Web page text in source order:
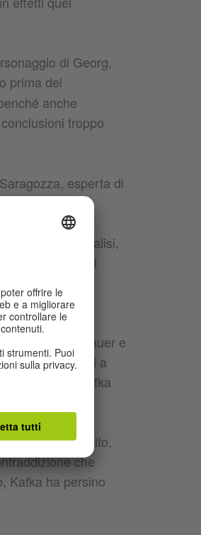
di Georg,
prima del
anche
troppo
esperta di
sua vita
di fare autoanalisi,
il
idealizzata di
tra Felice Bauer e
abbia fatto lei a
sottoposta Kafka
i
pretendeva
un cattivo partito,
che
Kafka ha persino